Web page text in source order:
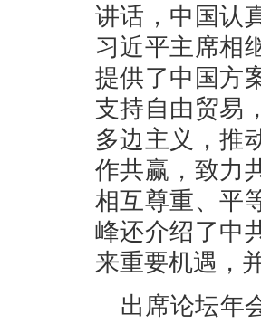
讲话，中国认
习近平主席相
提供了中国方
支持自由贸易
多边主义，推
作共赢，致力
相互尊重、平
峰还介绍了中
来重要机遇，
出席论坛年